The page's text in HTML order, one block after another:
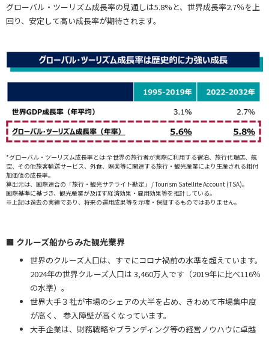
グローバル・ツーリズム成長率の見通しは5.8%と、世界成長率2.7％を上
回り、安定して高い成長率が期待されます。
*グローバル・ツーリズム成長率とは:全世界の旅行者が実際に利用する宿泊、旅行代理店、航
空、その他旅客輸送サービス、外食、娯楽等に関連する旅行・観光産業により生産される粗付
加価値の成長率。
算出元は、国際連合の「旅行・観光サテライト勘定」 / Tourism Satellite Account (TSA)。
国際基準に基づき、観光産業が及ぼす経済効果・雇用効果等を推計している。
※上記は過去の実績であり、将来の運用成果等を示唆・保証するものではありません。
■ クルーズ船からみた観光業界
世界のクルーズ人口は、すでにコロナ禍前の水準を超えています。
2024年の世界クルーズ人口は 3,460万人です（2019年に比べ116％
の水準）。
世界大手３社が市場のシェアの大半を占め、きわめて市場集中度
が高く、 参入障壁が高くなっています。
大手企業は、財務戦略やブランディング等の経営ノウハウに卓越